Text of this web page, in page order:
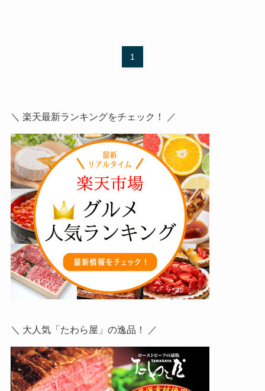
1
＼ 楽天最新ランキングをチェック！ ／
＼ 大人気「たわら屋」の逸品！ ／